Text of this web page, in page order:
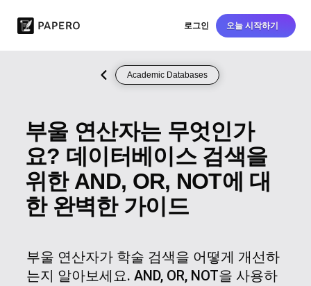
로그인 오늘 시작하기
Academic Databases
부울 연산자는 무엇인가
요? 데이터베이스 검색을
위한 AND, OR, NOT에 대
한 완벽한 가이드
부울 연산자가 학술 검색을 어떻게 개선하
는지 알아보세요. AND, OR, NOT을 사용하